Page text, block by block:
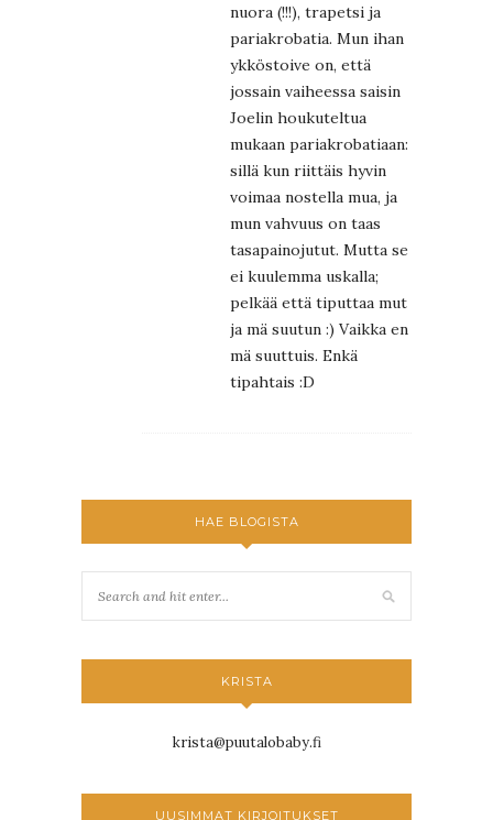
nuora (!!!), trapetsi ja
pariakrobatia. Mun ihan
ykköstoive on, että
jossain vaiheessa saisin
Joelin houkuteltua
mukaan pariakrobatiaan:
sillä kun riittäis hyvin
voimaa nostella mua, ja
mun vahvuus on taas
tasapainojutut. Mutta se
ei kuulemma uskalla;
pelkää että tiputtaa mut
ja mä suutun :) Vaikka en
mä suuttuis. Enkä
tipahtais :D
HAE BLOGISTA
KRISTA
krista@puutalobaby.fi
UUSIMMAT KIRJOITUKSET